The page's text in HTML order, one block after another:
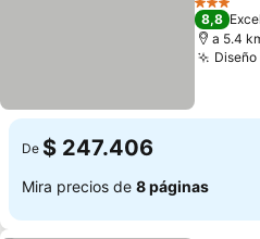
3 Estrellas
8,8
a 5.4
De $ 247.406
Mira precios de 8 páginas